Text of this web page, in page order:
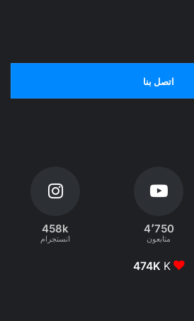
اتصل بنا
4٬750
متابعون
458k
انستجرام
474K K